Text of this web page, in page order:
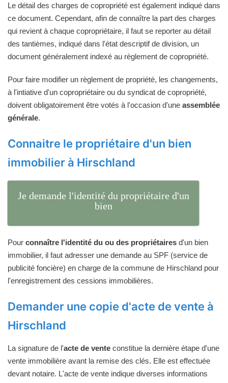
Le détail des charges de copropriété est également indiqué dans
ce document. Cependant, afin de connaître la part des charges
qui revient à chaque copropriétaire, il faut se reporter au détail
des tantièmes, indiqué dans l'état descriptif de division, un
document généralement indexé au règlement de copropriété.
Pour faire modifier un règlement de propriété, les changements,
à l'intiative d'un copropriétaire ou du syndicat de copropriété,
doivent obligatoirement être votés à l'occasion d'une assemblée
générale.
Connaitre le propriétaire d'un bien
immobilier à Hirschland
Je demande l'identité du propriétaire d'un
bien
Pour connaître l'identité du ou des propriétaires d'un bien
immobilier, il faut adresser une demande au SPF (service de
publicité foncière) en charge de la commune de Hirschland pour
l'enregistrement des cessions immobilières.
Demander une copie d'acte de vente à
Hirschland
La signature de l'acte de vente constitue la dernière étape d'une
vente immobilière avant la remise des clés. Elle est effectuée
devant notaire. L'acte de vente indique diverses informations